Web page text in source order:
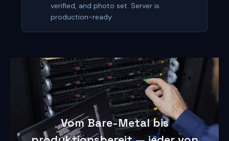
verified, and photo set. Server is
production-ready.
Vom Bare-Metal bis